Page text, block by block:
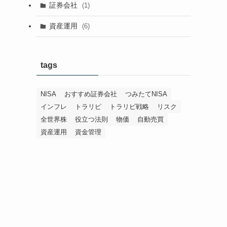
証券会社 (1)
資産運用 (6)
tags
NISA おすすめ証券会社
つみたてNISA
インフレ
トラリピ トラリピ戦略
リスク
全世界株
役立つ法則 物価
自動売買
資産運用
資金管理